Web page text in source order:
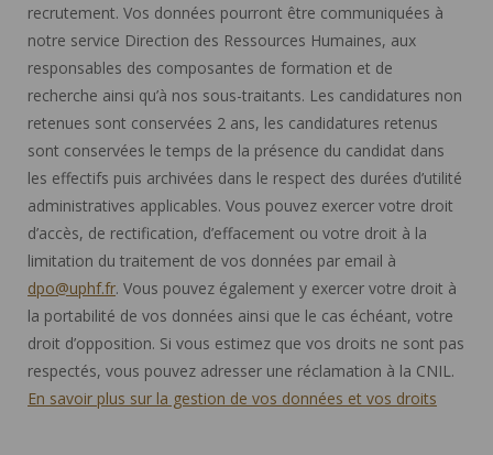
recrutement. Vos données pourront être communiquées à
notre service Direction des Ressources Humaines, aux
responsables des composantes de formation et de
recherche ainsi qu’à nos sous-traitants. Les candidatures non
retenues sont conservées 2 ans, les candidatures retenus
sont conservées le temps de la présence du candidat dans
les effectifs puis archivées dans le respect des durées d’utilité
administratives applicables. Vous pouvez exercer votre droit
d’accès, de rectification, d’effacement ou votre droit à la
limitation du traitement de vos données par email à
dpo@uphf.fr. Vous pouvez également y exercer votre droit à
la portabilité de vos données ainsi que le cas échéant, votre
droit d’opposition. Si vous estimez que vos droits ne sont pas
respectés, vous pouvez adresser une réclamation à la CNIL.
En savoir plus sur la gestion de vos données et vos droits